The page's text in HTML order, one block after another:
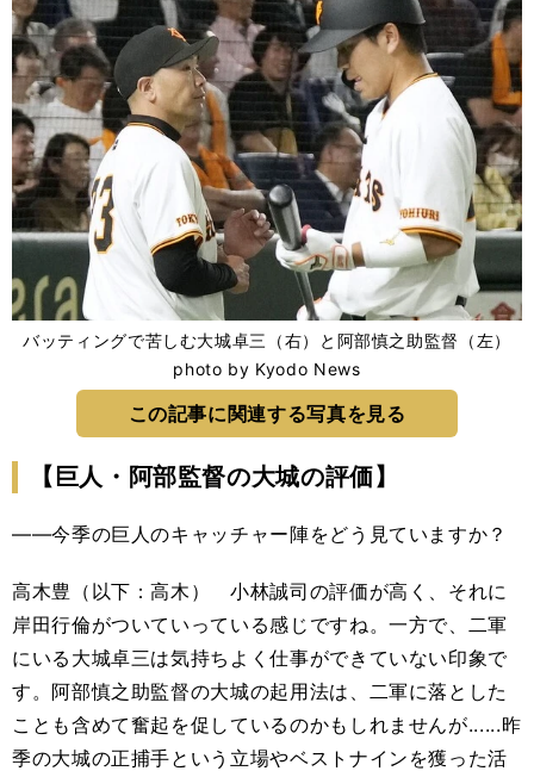
バッティングで苦しむ大城卓三（右）と阿部慎之助監督（左）
photo by Kyodo News
この記事に関連する写真を見る
【巨人・阿部監督の大城の評価】
――今季の巨人のキャッチャー陣をどう見ていますか？
高木豊（以下：高木） 小林誠司の評価が高く、それに
岸田行倫がついていっている感じですね。一方で、二軍
にいる大城卓三は気持ちよく仕事ができていない印象で
す。阿部慎之助監督の大城の起用法は、二軍に落とした
ことも含めて奮起を促しているのかもしれませんが......昨
季の大城の正捕手という立場やベストナインを獲った活